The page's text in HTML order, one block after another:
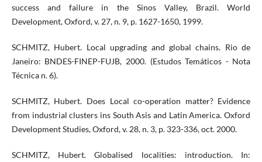
success and failure in the Sinos Valley, Brazil. World
Development, Oxford, v. 27, n. 9, p. 1627-1650, 1999.
SCHMITZ, Hubert. Local upgrading and global chains. Rio de
Janeiro: BNDES-FINEP-FUJB, 2000. (Estudos Temáticos - Nota
Técnica n. 6).
SCHMITZ, Hubert. Does Local co-operation matter? Evidence
from industrial clusters ins South Asis and Latin America. Oxford
Development Studies, Oxford, v. 28, n. 3, p. 323-336, oct. 2000.
SCHMITZ, Hubert. Globalised localities: introduction. In: